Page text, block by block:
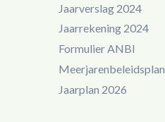
Jaarverslag 2024
Jaarrekening 2024
Formulier ANBI
Meerjarenbeleidsplan
Jaarplan 2026